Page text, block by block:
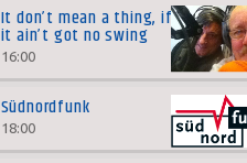
It don’t mean a thing, if
it ain’t got no swing
16:00
Südnordfunk
18:00